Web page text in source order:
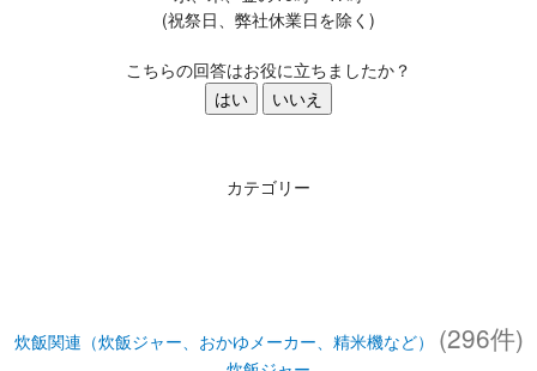
(祝祭日、弊社休業日を除く)
こちらの回答はお役に立ちましたか？
はい
いいえ
カテゴリー
炊飯ジャー
おかゆメーカー